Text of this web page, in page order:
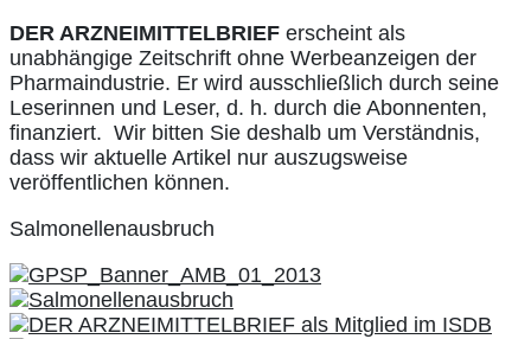
DER ARZNEIMITTELBRIEF erscheint als
unabhängige Zeitschrift ohne Werbeanzeigen der
Pharmaindustrie. Er wird ausschließlich durch seine
Leserinnen und Leser, d. h. durch die Abonnenten,
finanziert. Wir bitten Sie deshalb um Verständnis,
dass wir aktuelle Artikel nur auszugsweise
veröffentlichen können.
Salmonellenausbruch